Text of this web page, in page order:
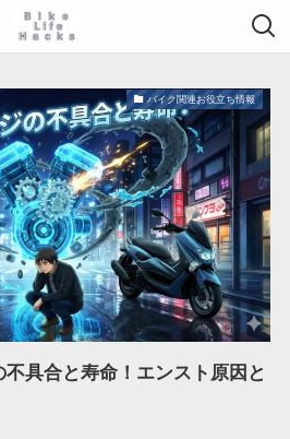
バイク関連お役立ち情報
具合と寿命！エンスト原因と